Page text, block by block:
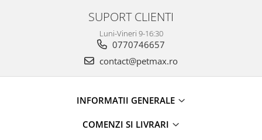
SUPORT CLIENTI
Luni-Vineri 9-16:30
0770746657
contact@petmax.ro
INFORMATII GENERALE
COMENZI SI LIVRARI